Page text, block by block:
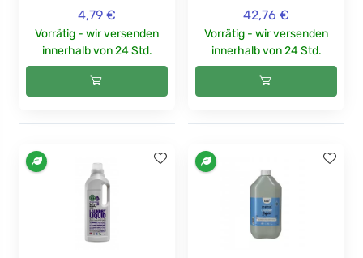
4,79 €
Vorrätig - wir versenden
innerhalb von 24 Std.
42,76 €
Vorrätig - wir versenden
innerhalb von 24 Std.